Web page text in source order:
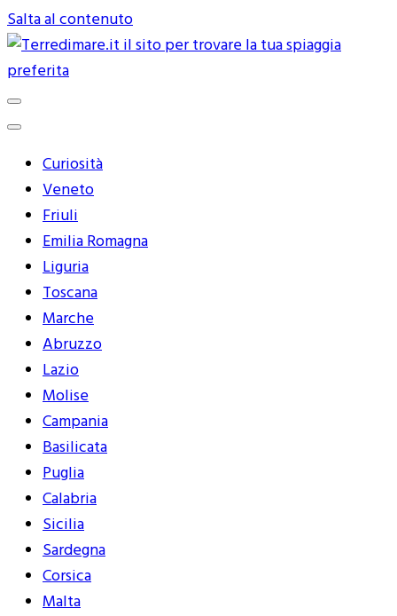
Salta al contenuto
Terredimare.it il sito per trovare
la tua spiaggia preferita
Curiosità
Veneto
Friuli
Emilia Romagna
Liguria
Toscana
Marche
Abruzzo
Lazio
Molise
Campania
Basilicata
Puglia
Calabria
Sicilia
Sardegna
Corsica
Malta